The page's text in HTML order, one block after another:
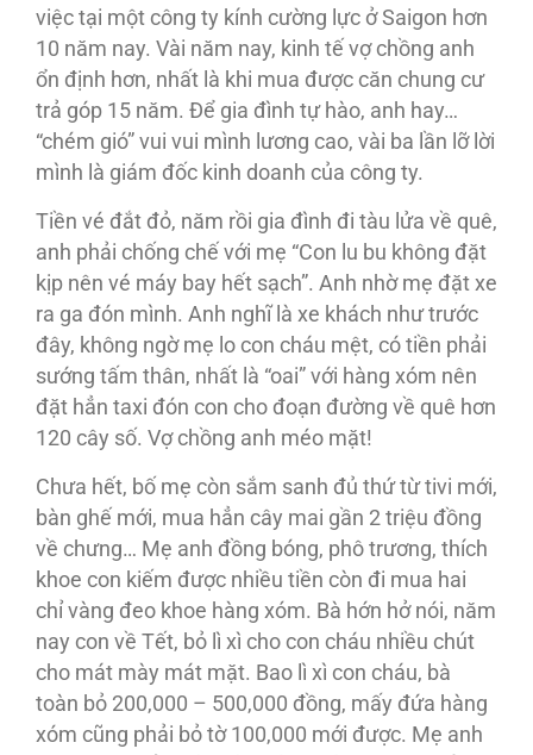
việc tại một công ty kính cường lực ở Saigon hơn
10 năm nay. Vài năm nay, kinh tế vợ chồng anh
ổn định hơn, nhất là khi mua được căn chung cư
trả góp 15 năm. Ðể gia đình tự hào, anh hay…
“chém gió” vui vui mình lương cao, vài ba lần lỡ lời
mình là giám đốc kinh doanh của công ty.
Tiền vé đắt đỏ, năm rồi gia đình đi tàu lửa về quê,
anh phải chống chế với mẹ “Con lu bu không đặt
kịp nên vé máy bay hết sạch”. Anh nhờ mẹ đặt xe
ra ga đón mình. Anh nghĩ là xe khách như trước
đây, không ngờ mẹ lo con cháu mệt, có tiền phải
sướng tấm thân, nhất là “oai” với hàng xóm nên
đặt hẳn taxi đón con cho đoạn đường về quê hơn
120 cây số. Vợ chồng anh méo mặt!
Chưa hết, bố mẹ còn sắm sanh đủ thứ từ tivi mới,
bàn ghế mới, mua hẳn cây mai gần 2 triệu đồng
về chưng… Mẹ anh đồng bóng, phô trương, thích
khoe con kiếm được nhiều tiền còn đi mua hai
chỉ vàng đeo khoe hàng xóm. Bà hớn hở nói, năm
nay con về Tết, bỏ lì xì cho con cháu nhiều chút
cho mát mày mát mặt. Bao lì xì con cháu, bà
toàn bỏ 200,000 – 500,000 đồng, mấy đứa hàng
xóm cũng phải bỏ tờ 100,000 mới được. Mẹ anh